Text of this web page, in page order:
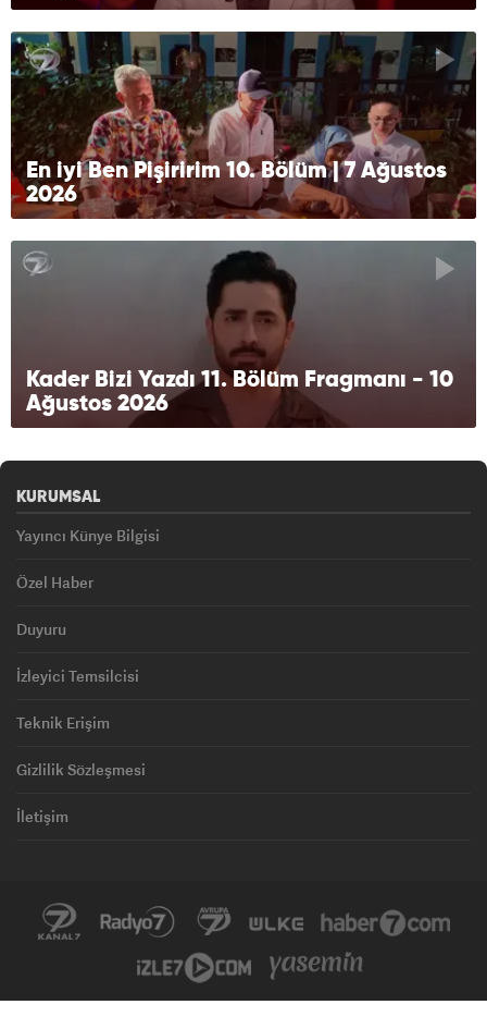
En iyi Ben Pişiririm 10. Bölüm | 7 Ağustos
2026
Kader Bizi Yazdı 11. Bölüm Fragmanı - 10
Ağustos 2026
KURUMSAL
Yayıncı Künye Bilgisi
Özel Haber
Duyuru
İzleyici Temsilcisi
Teknik Erişim
Gizlilik Sözleşmesi
İletişim